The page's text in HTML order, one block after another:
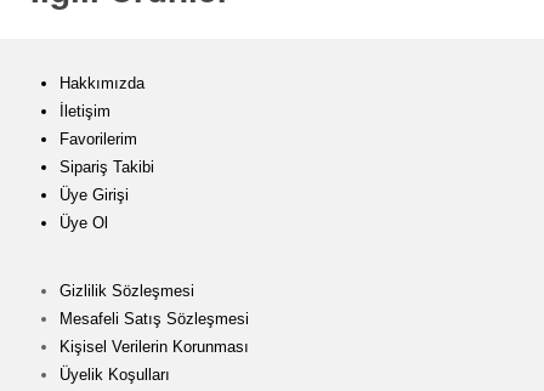
Hakkımızda
İletişim
Favorilerim
Sipariş Takibi
Üye Girişi
Üye Ol
Gizlilik Sözleşmesi
Mesafeli Satış Sözleşmesi
Kişisel Verilerin Korunması
Üyelik Koşulları